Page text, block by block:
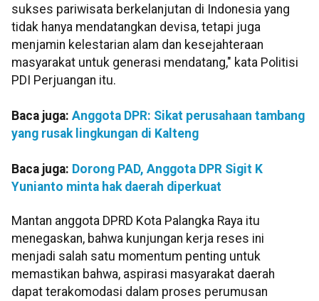
sukses pariwisata berkelanjutan di Indonesia yang
tidak hanya mendatangkan devisa, tetapi juga
menjamin kelestarian alam dan kesejahteraan
masyarakat untuk generasi mendatang," kata Politisi
PDI Perjuangan itu.
Baca juga: Anggota DPR: Sikat perusahaan tambang
yang rusak lingkungan di Kalteng
Baca juga: Dorong PAD, Anggota DPR Sigit K
Yunianto minta hak daerah diperkuat
Mantan anggota DPRD Kota Palangka Raya itu
menegaskan, bahwa kunjungan kerja reses ini
menjadi salah satu momentum penting untuk
memastikan bahwa, aspirasi masyarakat daerah
dapat terakomodasi dalam proses perumusan